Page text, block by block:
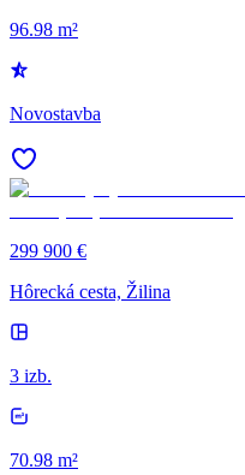
96.98 m²
Novostavba
299 900 €
Hôrecká cesta, Žilina
3 izb.
70.98 m²